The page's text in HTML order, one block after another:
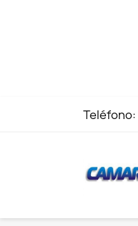
Teléfono: